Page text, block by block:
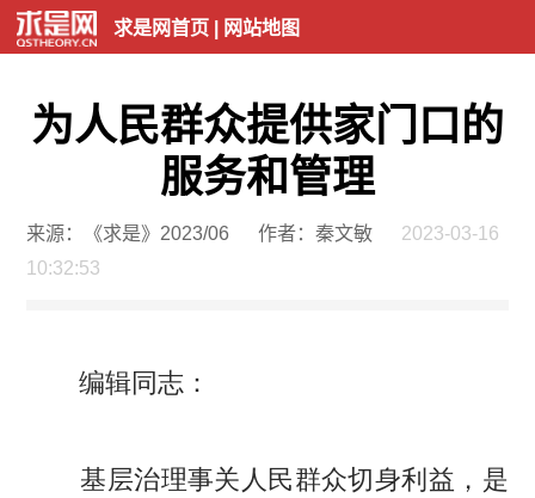
求是网首页| 网站地图
为人民群众提供家门口的
服务和管理
来源：《求是》2023/06 作者：秦文敏
2023-03-16
10:32:53
编辑同志：
基层治理事关人民群众切身利益，是